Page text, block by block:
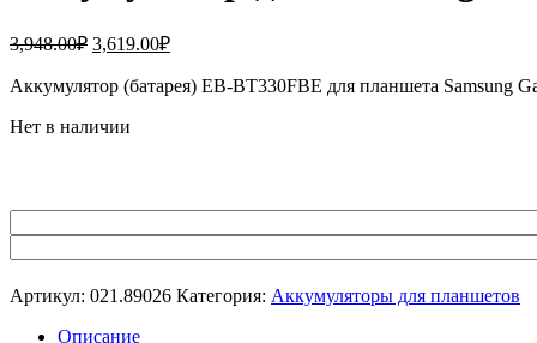
3,948.00₽ Первоначальная
составляла
3,619.00₽Текущая
3,619.00₽.
Аккумулятор (батарея) EB-BT330FBE для планшета
Нет в наличии
Артикул: 021.89026 Категория: Аккумуляторы для планшетов
Описание